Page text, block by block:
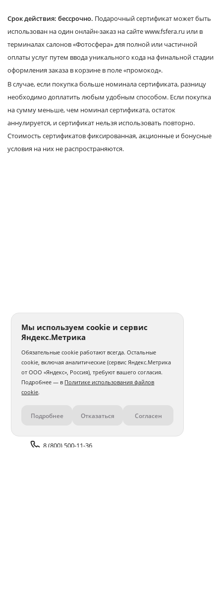
Срок действия: бессрочно. Подарочный сертификат может быть
использован на один онлайн-заказ на сайте www.fsfera.ru или в
терминалах салонов «Фотосфера» для полной или частичной
оплаты услуг путем ввода уникального кода на финальной стадии
оформления заказа в корзине в поле «промокод».
В случае, если покупка больше номинала сертификата, разницу
необходимо доплатить любым удобным способом. Если покупка
на сумму меньше, чем номинал сертификата, остаток
аннулируется, и сертификат нельзя использовать повторно.
Стоимость сертификатов фиксированная, акционные и бонусные
условия на них не распространяются.
Контакты
8 (800) 500-11-36
Мы используем cookie и сервис
Яндекс.Метрика
Обязательные cookie работают всегда. Остальные
cookie, включая аналитические (сервис Яндекс.Метрика
от ООО «Яндекс», Россия), требуют вашего согласия.
Подробнее — в Политике использования файлов
cookie.
Подробнее Отказаться Согласен